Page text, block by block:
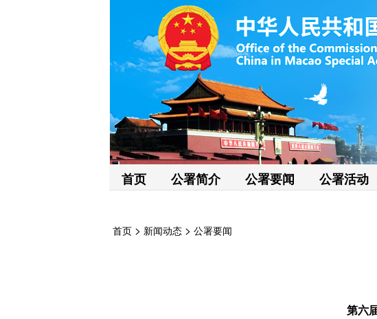
首页 公署简介 公署要闻 公署活动
首页 > 新闻动态 > 公署要闻
第六